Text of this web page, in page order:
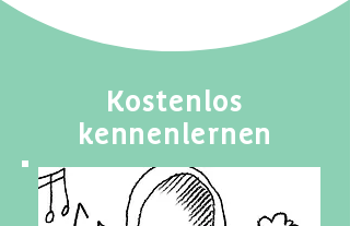
Kostenlos
kennenlernen